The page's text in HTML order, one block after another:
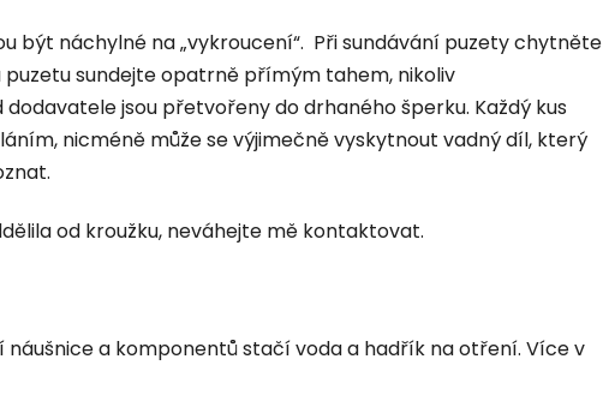
být náchylné na „vykroucení“. Při sundávání puzety chytněte
puzetu sundejte opatrně přímým tahem, nikoliv
jsou přetvořeny do drhaného šperku. Každý kus
nicméně může se výjimečně vyskytnout vadný díl, který
od kroužku, neváhejte mě kontaktovat.
náušnice a komponentů stačí voda a hadřík na otření. Více v